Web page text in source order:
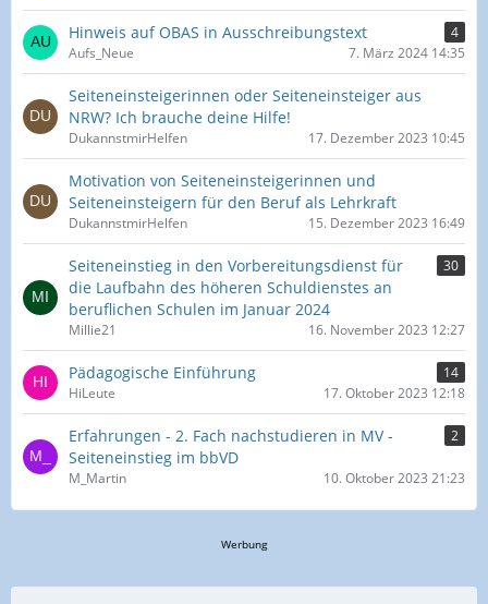
Hinweis auf OBAS in Ausschreibungstext
4
Aufs_Neue
7. März 2024 14:35
Seiteneinsteigerinnen oder Seiteneinsteiger aus
NRW? Ich brauche deine Hilfe!
DukannstmirHelfen 17. Dezember 2023 10:45
Motivation von Seiteneinsteigerinnen und
Seiteneinsteigern für den Beruf als Lehrkraft
DukannstmirHelfen 15. Dezember 2023 16:49
Seiteneinstieg in den Vorbereitungsdienst für
die Laufbahn des höheren Schuldienstes an
beruflichen Schulen im Januar 2024
30
Millie21 16. November 2023 12:27
Pädagogische Einführung
14
HiLeute
17. Oktober 2023 12:18
Erfahrungen - 2. Fach nachstudieren in MV -
Seiteneinstieg im bbVD
2
M_Martin 10. Oktober 2023 21:23
Werbung